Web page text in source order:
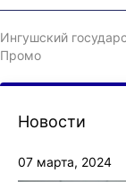
СВЕДЕНИЯ
Ингушский
Промо
Новости
07 марта, 2024